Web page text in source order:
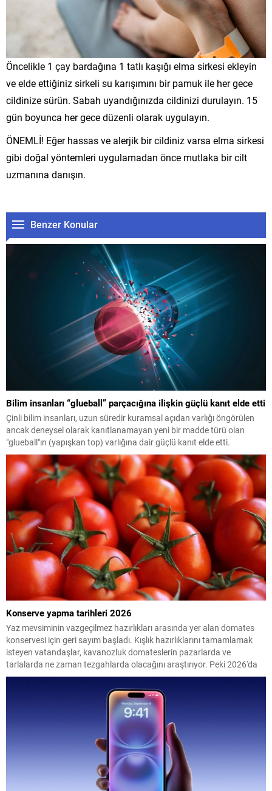
Öncelikle 1 çay bardağına 1 tatlı kaşığı elma sirkesi ekleyin
ve elde ettiğiniz sirkeli su karışımını bir pamuk ile her gece
cildinize sürün. Sabah uyandığınızda cildinizi durulayın. 15
gün boyunca her gece düzenli olarak uygulayın.
ÖNEMLİ! Eğer hassas ve alerjik bir cildiniz varsa elma sirkesi
gibi doğal yöntemleri uygulamadan önce mutlaka bir cilt
uzmanına danışın.
Benzer Konular
Bilim insanları “glueball” parçacığına ilişkin güçlü kanıt elde etti
Çinli bilim insanları, uzun süredir kuramsal açıdan varlığı öngörülen
ancak deneysel olarak kanıtlanamayan yeni bir madde türü olan
"glueball"ın (yapışkan top) varlığına dair güçlü kanıt elde etti.
Konserve yapma tarihleri 2026
Yaz mevsiminin vazgeçilmez hazırlıkları arasında yer alan domates
konservesi için geri sayım başladı. Kışlık hazırlıklarını tamamlamak
isteyen vatandaşlar, kavanozluk domateslerin pazarlarda ve
tarlalarda ne zaman tezgahlarda olacağını araştırıyor. Peki 2026'da
konserve yapılacak domates ne zaman çıkacak? İşte en uygun